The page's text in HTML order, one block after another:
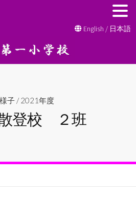
English / 日本語
子 /2021年度
登校 ２班